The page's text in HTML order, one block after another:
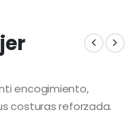
encogimiento,
costuras reforzada.